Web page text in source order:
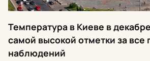
Температура в Киеве в
самой высокой отметки за все
наблюдений